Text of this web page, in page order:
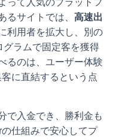
って人気のプラットフ
るサイトでは、 高速出
利用者を拡大し、別の
ラムで固定客を獲得
るのは、ユーザー体験
に直結するという点
で入金でき、勝利金も
仕組みで安心してプ